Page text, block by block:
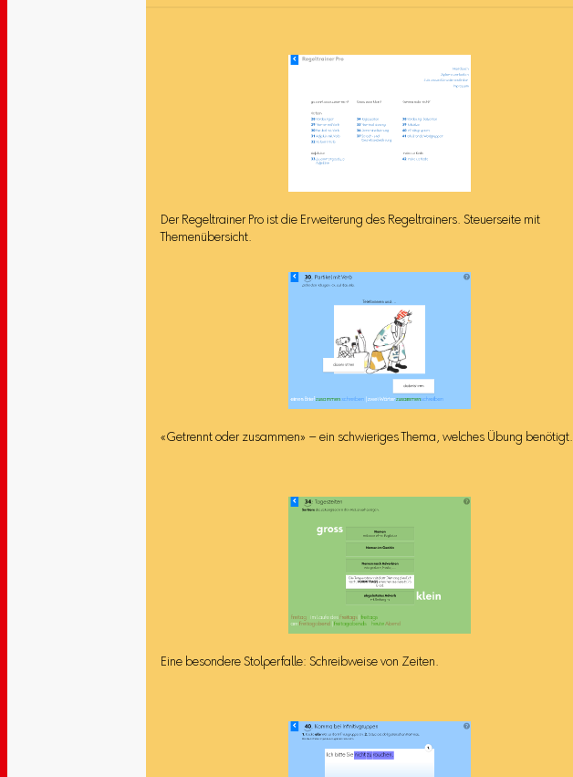
Der Regeltrainer Pro ist die Erweiterung des Regeltrainers. Steuerseite mit
Themenübersicht.
«Getrennt oder zusammen» – ein schwieriges Thema, welches Übung benötigt.
Eine besondere Stolperfalle: Schreibweise von Zeiten.